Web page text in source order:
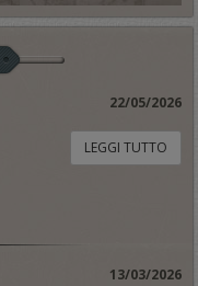
22/05/2026
LEGGI TUTTO
13/03/2026